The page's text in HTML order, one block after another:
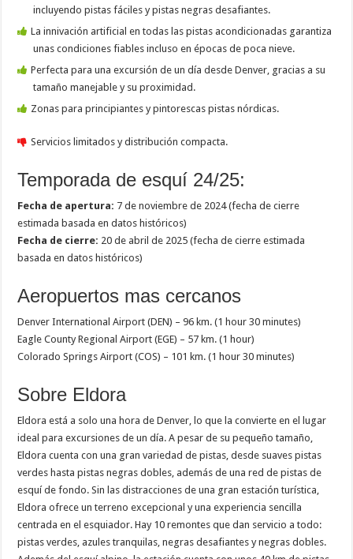
incluyendo pistas fáciles y pistas negras desafiantes.
La innivación artificial en todas las pistas acondicionadas garantiza
unas condiciones fiables incluso en épocas de poca nieve.
Perfecta para una excursión de un día desde Denver, gracias a su
tamaño manejable y su proximidad.
Zonas para principiantes y pintorescas pistas nórdicas.
Servicios limitados y distribución compacta.
Temporada de esquí 24/25:
Fecha de apertura: 7 de noviembre de 2024 (fecha de cierre
estimada basada en datos históricos)
Fecha de cierre: 20 de abril de 2025 (fecha de cierre estimada
basada en datos históricos)
Aeropuertos mas cercanos
Denver International Airport (DEN) – 96 km. (1 hour 30 minutes)
Eagle County Regional Airport (EGE) – 57 km. (1 hour)
Colorado Springs Airport (COS) – 101 km. (1 hour 30 minutes)
Sobre Eldora
Eldora está a solo una hora de Denver, lo que la convierte en el lugar
ideal para excursiones de un día. A pesar de su pequeño tamaño,
Eldora cuenta con una gran variedad de pistas, desde suaves pistas
verdes hasta pistas negras dobles, además de una red de pistas de
esquí de fondo. Sin las distracciones de una gran estación turística,
Eldora ofrece un terreno excepcional y una experiencia sencilla
centrada en el esquiador. Hay 10 remontes que dan servicio a todo:
pistas verdes, azules tranquilas, negras desafiantes y negras dobles.